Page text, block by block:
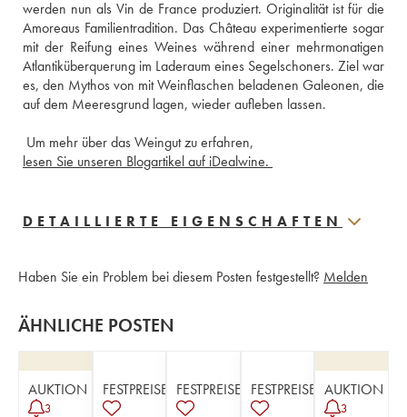
werden nun als Vin de France produziert. Originalität ist für die
Amoreaus Familientradition. Das Château experimentierte sogar
mit der Reifung eines Weines während einer mehrmonatigen
Atlantiküberquerung im Laderaum eines Segelschoners. Ziel war
es, den Mythos von mit Weinflaschen beladenen Galeonen, die
Um mehr über das Weingut zu erfahren,
DETAILLIERTE EIGENSCHAFTEN
Haben Sie ein Problem bei diesem Posten festgestellt? Melden
ÄHNLICHE POSTEN
AUKTION
3
FESTPREISE FESTPREISE FESTPREISE AUKTION
3